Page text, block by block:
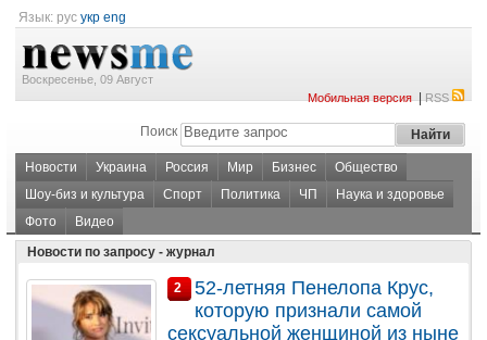
Язык: рус укр eng
Воскресенье, 09 Август
Мобильная версия|RSS
Поиск
Новости Украина Россия Мир Бизнес
Общество
Шоу-биз и культура
Спорт Политика ЧП
Наука и здоровье
Фото
Видео
Новости по запросу - журнал
2
52-летняя Пенелопа Крус,
которую признали самой
сексуальной женщиной из ныне